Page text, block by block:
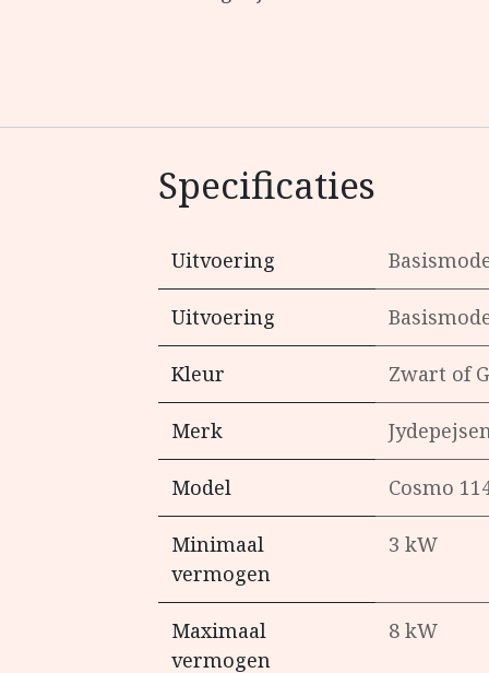
Specificaties
Uitvoering
Uitvoering
Kleur Zwart of
Merk
Model Cosmo
Minimaal
vermogen
3 kW
Maximaal
vermogen
8 kW